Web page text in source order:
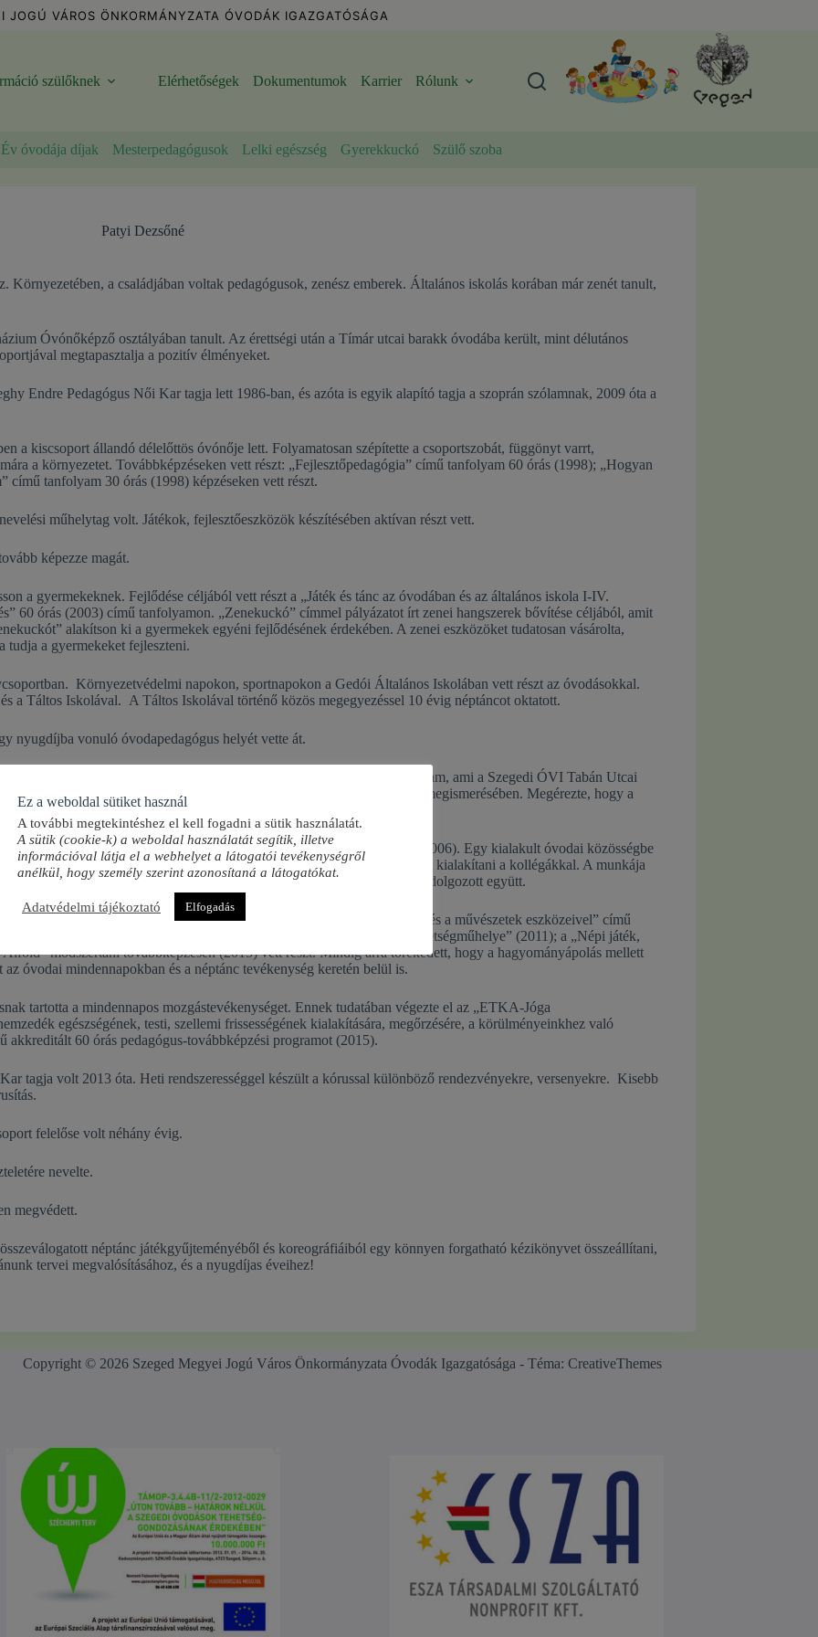
JOGÚ VÁROS ÖNKORMÁNYZATA ÓVODÁK IGAZGATÓSÁGA
szülőknek Elérhetőségek Dokumentumok Karrier Rólunk
Év óvodája díjak Mesterpedagógusok Lelki egészség Gyerekkuckó Szülő szoba
Patyi Dezsőné
a családjában voltak pedagógusok, zenész emberek. Általános iskolás korában már zenét tanult,
Óvónőképző osztályában tanult. Az érettségi után a Tímár utcai barakk óvodába került, mint délutános
megtapasztalja a pozitív élményeket.
Endre Pedagógus Női Kar tagja lett 1986-ban, és azóta is egyik alapító tagja a szoprán szólamnak, 2009 óta a
a kiscsoport állandó délelőttös óvónője lett. Folyamatosan szépítette a csoportszobát, függönyt varrt,
a környezetet. Továbbképzéseken vett részt: „Fejlesztőpedagógia” című tanfolyam 60 órás (1998); „Hogyan
című tanfolyam 30 órás (1998) képzéseken vett részt.
műhelytag volt. Játékok, fejlesztőeszközök készítésében aktívan részt vett.
képezze magát.
a gyermekeknek. Fejlődése céljából vett részt a „Játék és tánc az óvodában és az általános iskola I-IV.
60 órás (2003) című tanfolyamon. „Zenekuckó” címmel pályázatot írt zenei hangszerek bővítése céljából, amit
alakítson ki a gyermekek egyéni fejlődésének érdekében. A zenei eszközöket tudatosan vásárolta,
a gyermekeket fejleszteni.
Környezetvédelmi napokon, sportnapokon a Gedói Általános Iskolában vett részt az óvodásokkal.
a Táltos Iskolával. A Táltos Iskolával történő közös megegyezéssel 10 évig néptáncot oktatott.
nyugdíjba vonuló óvodapedagógus helyét vette át.
Felkeltette az érdeklődését a Komplex Prevenciós Óvodai Program, ami a Szegedi ÓVI Tabán Utcai
támogattuk a beilleszkedésében, a számára új fejlesztő program megismerésében. Megérezte, hogy a
Minőségi munkáját az Igazgató Asszony Oklevéllel jutalmazta (2006). Egy kialakult óvodai közösségbe
Mindig igyekezett kölcsönös tiszteleten alapuló személyes kapcsolatot kialakítani a kollégákkal. A munkája
hangsúlyt. Szívesen segített fiatalabb kolléganőjének is, akivel 10 évig dolgozott együtt.
a tehetséggondozást elősegíti az óvodai nevelés során. „Óvodai nevelés a művészetek eszközeivel” című
program (2008); a „Fiatal tehetséges óvodapedagógusok tehetségműhelye” (2011); a „Népi játék,
módszertani továbbképzésen (2015) vett részt. Mindig arra törekedett, hogy a hagyományápolás mellett
óvodai mindennapokban és a néptánc tevékenység keretén belül is.
tartotta a mindennapos mozgástevékenységet. Ennek tudatában végezte el az „ETKA-Jóga
egészségének, testi, szellemi frissességének kialakítására, megőrzésére, a körülményeinkhez való
akkreditált 60 órás pedagógus-továbbképzési programot (2015).
tagja volt 2013 óta. Heti rendszerességgel készült a kórussal különböző rendezvényekre, versenyekre. Kisebb
felelőse volt néhány évig.
nevelte.
megvédett.
néptánc játékgyűjteményéből és koreográfiáiból egy könnyen forgatható kézikönyvet összeállítani,
tervei megvalósításához, és a nyugdíjas éveihez!
Copyright © 2026 Szeged Megyei Jogú Város Önkormányzata Óvodák Igazgatósága - Téma:CreativeThemes
Ez a weboldal sütiket használ
A további megtekintéshez el kell fogadni a sütik használatát.
A sütik (cookie-k) a weboldal használatát segítik, illetve
információval látja el a webhelyet a látogatói tevékenységről
anélkül, hogy személy szerint azonosítaná a látogatókat.
Adatvédelmi tájékoztató Elfogadás